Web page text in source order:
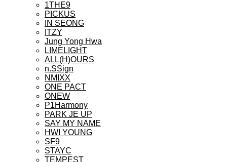
1THE9
PICKUS
IN SEONG
ITZY
Jung Yong Hwa
LIMELIGHT
ALL(H)OURS
n.SSign
NMIXX
ONE PACT
ONEW
P1Harmony
PARK JE UP
SAY MY NAME
HWI YOUNG
SF9
STAYC
TEMPEST